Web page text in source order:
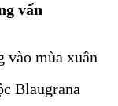
vấn
mùa xuân
Blaugrana